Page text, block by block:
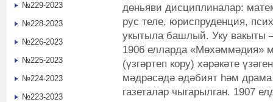
дөньяви дисциплиналар:
рус теле, юриспруденция,
укытыла башлый. Уку вакыты
1906 елларда «Мөхәммәдия»
(үзгәртеп кору) хәрәкәте
мәдрәсәдә әдәбият һәм
газеталар чыгарылган. 1907
№229-2023
№228-2023
№226-2023
№225-2023
№224-2023
№223-2023